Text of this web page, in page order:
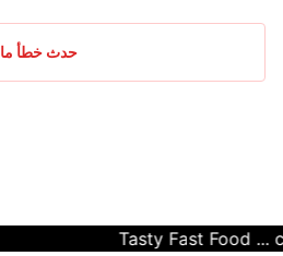
حدث خطأ ما
Tasty Fast Food ...